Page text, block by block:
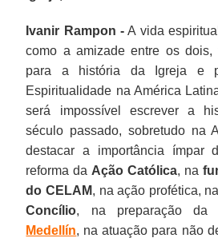
Ivanir Rampon - A vida
como a amizade entre os dois,
para a história da Igreja e
Espiritualidade na América
será impossível escrever a
século passado, sobretudo na
destacar a importância ímpar
reforma da Ação Católica, na
do CELAM, na ação profética,
Concílio, na preparação da
Medellín, na atuação para não